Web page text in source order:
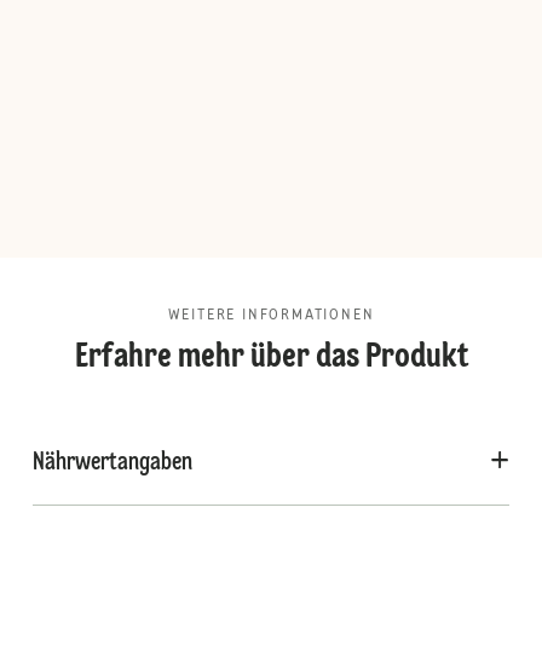
WEITERE INFORMATIONEN
Erfahre mehr über das Produkt
Nährwertangaben